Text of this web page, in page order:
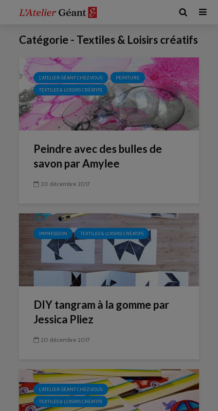
Catégorie - Textiles & Loisirs créatifs
L'ATELIER GÉANT CHEZ VOUS
PEINTURE
TEXTILES & LOISIRS CRÉATIFS
Peindre avec des bulles de
savon par Amylee
20 décembre 2017
IMPRESSION TEXTILES & LOISIRS CRÉATIFS
DIY tangram à la gomme par
Jessica Pliez
20 décembre 2017
L'ATELIER GÉANT CHEZ VOUS
TEXTILES & LOISIRS CRÉATIFS